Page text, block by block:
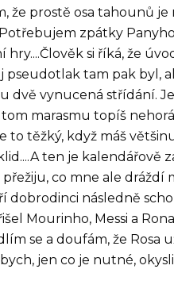
že prostě osa tahounů je
zpátky
si říká, že
pseudotlak tam pak byl,
dvě vynucená střídání.
tom marasmu topíš
to těžký, když máš
ten je kalendářově
co mne ale dráždí
dobrodinci následně
Mourinho, Messi a
se a doufám, že Rosa
jen co je nutné,